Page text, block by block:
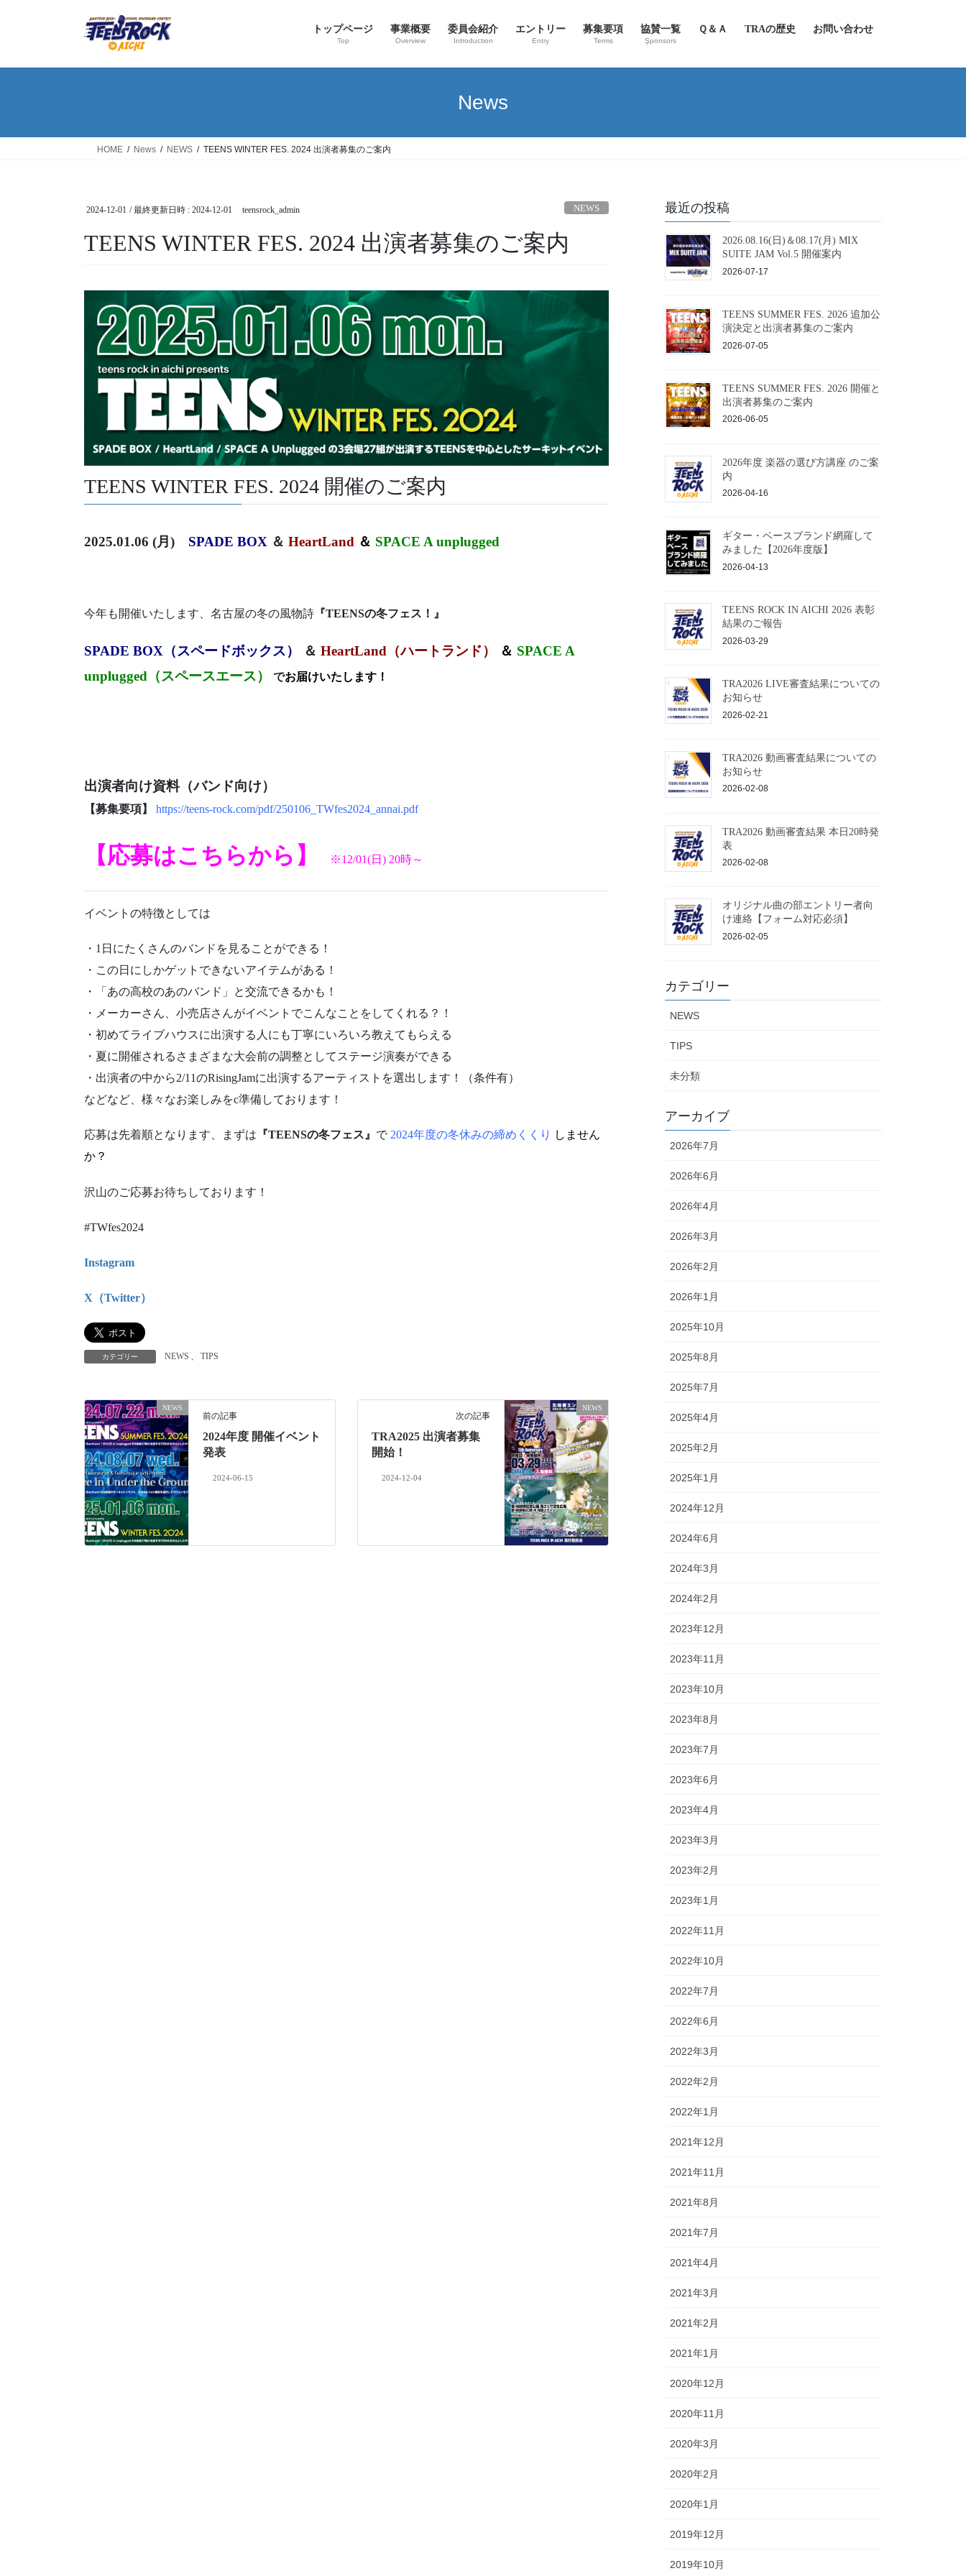
トップページ
Top
事業概要
Overview
委員会紹介
Introduction
エントリー
Entry
募集要項
Terms
協賛一覧
Şponsors
Ｑ＆Ａ TRAの歴史 お問い合わせ
News
HOME News NEWS TEENS WINTER FES. 2024 出演者募集のご案内
2024-12-01 / 最終更新日時 : 2024-12-01 teensrock_admin NEWS
TEENS WINTER FES. 2024 出演者募集のご案内
TEENS WINTER FES. 2024 開催のご案内
2025.01.06 (月) SPADE BOX ＆ HeartLand ＆ SPACE A unplugged
今年も開催いたします、名古屋の冬の風物詩 『TEENSの冬フェス！』
SPADE BOX（スペードボックス） ＆ HeartLand（ハートランド） ＆ SPACE A
unplugged（スペースエース）
でお届けいたします！
出演者向け資料（バンド向け）
【募集要項】 https://teens-rock.com/pdf/250106_TWfes2024_annai.pdf
【応募はこちらから】 ※12/01(日) 20時～
イベントの特徴としては
・1日にたくさんのバンドを見ることができる！
・この日にしかゲットできないアイテムがある！
・「あの高校のあのバンド」と交流できるかも！
・メーカーさん、小売店さんがイベントでこんなことをしてくれる？！
・初めてライブハウスに出演する人にも丁寧にいろいろ教えてもらえる
・夏に開催されるさまざまな大会前の調整としてステージ演奏ができる
・出演者の中から2/11のRisingJamに出演するアーティストを選出します！（条件有）
などなど、様々なお楽しみをc準備しております！
応募は先着順となります、まずは 『TEENSの冬フェス』 で 2024年度の冬休みの締めくくり
しません
か？
沢山のご応募お待ちしております！
#TWfes2024
Instagram
X（Twitter）
カテゴリー NEWS 、 TIPS
NEWS
前の記事
2024年度 開催イベント
発表
2024-06-15
NEWS
次の記事
TRA2025 出演者募集
開始！
2024-12-04
最近の投稿
2026.08.16(日)＆08.17(月) MIX
SUITE JAM Vol.5 開催案内
2026-07-17
TEENS SUMMER FES. 2026 追加公
演決定と出演者募集のご案内
2026-07-05
TEENS SUMMER FES. 2026 開催と
出演者募集のご案内
2026-06-05
2026年度 楽器の選び方講座 のご案
内
2026-04-16
ギター・ベースブランド網羅して
みました【2026年度版】
2026-04-13
TEENS ROCK IN AICHI 2026 表彰
結果のご報告
2026-03-29
TRA2026 LIVE審査結果についての
お知らせ
2026-02-21
TRA2026 動画審査結果についての
お知らせ
2026-02-08
TRA2026 動画審査結果 本日20時発
表
2026-02-08
オリジナル曲の部エントリー者向
け連絡【フォーム対応必須】
2026-02-05
カテゴリー
NEWS
TIPS
未分類
アーカイブ
2026年7月
2026年6月
2026年4月
2026年3月
2026年2月
2026年1月
2025年10月
2025年8月
2025年7月
2025年4月
2025年2月
2025年1月
2024年12月
2024年6月
2024年3月
2024年2月
2023年12月
2023年11月
2023年10月
2023年8月
2023年7月
2023年6月
2023年4月
2023年3月
2023年2月
2023年1月
2022年11月
2022年10月
2022年7月
2022年6月
2022年3月
2022年2月
2022年1月
2021年12月
2021年11月
2021年8月
2021年7月
2021年4月
2021年3月
2021年2月
2021年1月
2020年12月
2020年11月
2020年3月
2020年2月
2020年1月
2019年12月
2019年10月